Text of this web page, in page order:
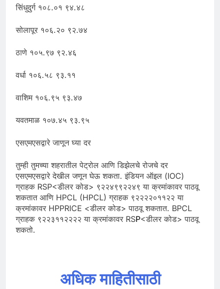
सिंधुदुर्ग १०८.०१ ९४.४८
सोलापूर १०६.२० ९२.७४
ठाणे १०५.९७ ९२.४६
वर्धा १०६.५८ ९३.११
वाशिम १०६.९५ ९३.४७
यवतमाळ १०७.४५ ९३.९५
एसएमएसद्वारे जाणून घ्या दर
तुम्ही तुमच्या शहरातील पेट्रोल आणि डिझेलचे रोजचे दर
एसएमएसद्वारे देखील जणून घेऊ शकता. इंडियन ऑइल (IOC)
ग्राहक RSP<डीलर कोड> ९२२४९९२२४९ या क्रमांकावर पाठवू
शकतात आणि HPCL (HPCL) ग्राहक ९२२२२०११२२ या
क्रमांकावर HPPRICE <डीलर कोड> पाठवू शकतात. BPCL
ग्राहक ९२२३११२२२२ या क्रमांकावर RSP<डीलर कोड> पाठवू
शकतो.
अधिक माहितीसाठी